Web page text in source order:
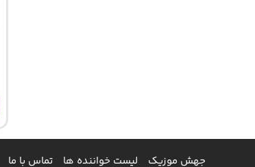
جهش موزیک لیست خواننده ها تماس با ما